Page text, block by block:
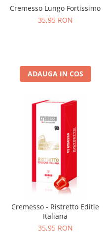
Cremesso Lungo Fortissimo
35,95 RON
ADAUGA IN COS
Cremesso - Ristretto Editie
Italiana
35,95 RON